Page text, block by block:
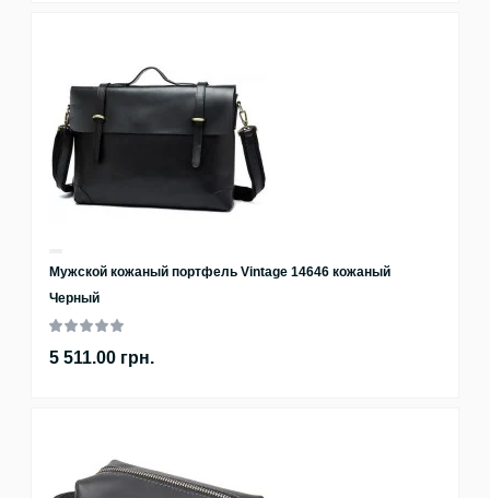
Мужской кожаный портфель Vintage 14646 кожаный
Черный
5 511.00 грн.